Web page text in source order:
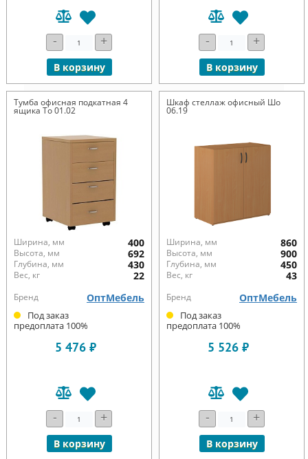
- +
В корзину
- +
В корзину
Тумба офисная подкатная 4
ящика То 01.02
Ширина, мм 400
Высота, мм 692
Глубина, мм 430
Вес, кг 22
Бренд ОптМебель
Под заказ
предоплата 100%
5 476 ₽
- +
В корзину
Шкаф стеллаж офисный Шо
06.19
Ширина, мм 860
Высота, мм 900
Глубина, мм 450
Вес, кг 43
Бренд ОптМебель
Под заказ
предоплата 100%
5 526 ₽
- +
В корзину